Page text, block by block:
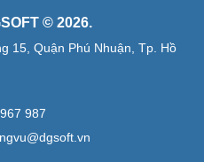
© 2026.
15, Quận Phú Nhuận, Tp. Hồ
987